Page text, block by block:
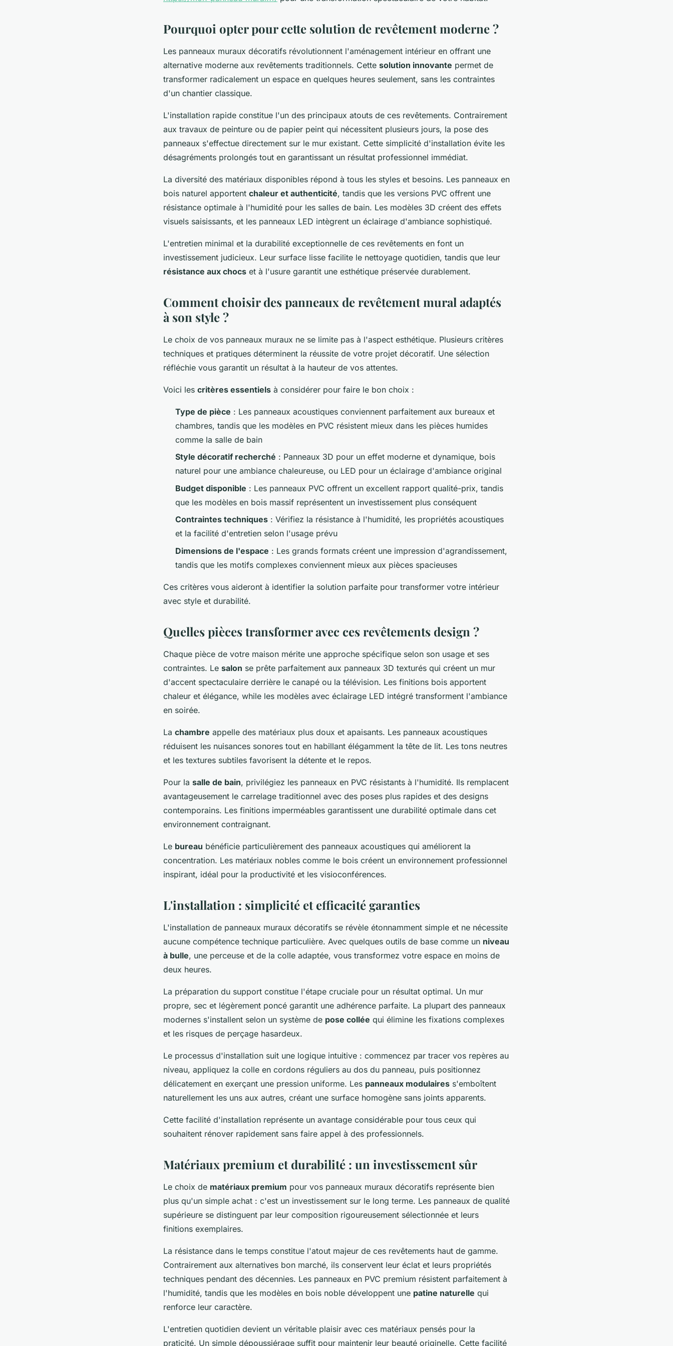
Pourquoi opter pour cette solution de revêtement moderne ?
Les panneaux muraux décoratifs révolutionnent l'aménagement intérieur en offrant une
alternative moderne aux revêtements traditionnels. Cette solution innovante permet de
transformer radicalement un espace en quelques heures seulement, sans les contraintes
d'un chantier classique.
L'installation rapide constitue l'un des principaux atouts de ces revêtements. Contrairement
aux travaux de peinture ou de papier peint qui nécessitent plusieurs jours, la pose des
panneaux s'effectue directement sur le mur existant. Cette simplicité d'installation évite les
désagréments prolongés tout en garantissant un résultat professionnel immédiat.
La diversité des matériaux disponibles répond à tous les styles et besoins. Les panneaux en
bois naturel apportent chaleur et authenticité, tandis que les versions PVC offrent une
résistance optimale à l'humidité pour les salles de bain. Les modèles 3D créent des effets
visuels saisissants, et les panneaux LED intègrent un éclairage d'ambiance sophistiqué.
L'entretien minimal et la durabilité exceptionnelle de ces revêtements en font un
investissement judicieux. Leur surface lisse facilite le nettoyage quotidien, tandis que leur
résistance aux chocs et à l'usure garantit une esthétique préservée durablement.
Comment choisir des panneaux de revêtement mural adaptés
à son style ?
Le choix de vos panneaux muraux ne se limite pas à l'aspect esthétique. Plusieurs critères
techniques et pratiques déterminent la réussite de votre projet décoratif. Une sélection
réfléchie vous garantit un résultat à la hauteur de vos attentes.
Voici les critères essentiels à considérer pour faire le bon choix :
Type de pièce : Les panneaux acoustiques conviennent parfaitement aux bureaux et
chambres, tandis que les modèles en PVC résistent mieux dans les pièces humides
comme la salle de bain
Style décoratif recherché : Panneaux 3D pour un effet moderne et dynamique, bois
naturel pour une ambiance chaleureuse, ou LED pour un éclairage d'ambiance original
Budget disponible : Les panneaux PVC offrent un excellent rapport qualité-prix, tandis
que les modèles en bois massif représentent un investissement plus conséquent
Contraintes techniques : Vérifiez la résistance à l'humidité, les propriétés acoustiques
et la facilité d'entretien selon l'usage prévu
Dimensions de l'espace : Les grands formats créent une impression d'agrandissement,
tandis que les motifs complexes conviennent mieux aux pièces spacieuses
Ces critères vous aideront à identifier la solution parfaite pour transformer votre intérieur
avec style et durabilité.
Quelles pièces transformer avec ces revêtements design ?
Chaque pièce de votre maison mérite une approche spécifique selon son usage et ses
contraintes. Le salon se prête parfaitement aux panneaux 3D texturés qui créent un mur
d'accent spectaculaire derrière le canapé ou la télévision. Les finitions bois apportent
chaleur et élégance, while les modèles avec éclairage LED intégré transforment l'ambiance
en soirée.
La chambre appelle des matériaux plus doux et apaisants. Les panneaux acoustiques
réduisent les nuisances sonores tout en habillant élégamment la tête de lit. Les tons neutres
et les textures subtiles favorisent la détente et le repos.
Pour la salle de bain, privilégiez les panneaux en PVC résistants à l'humidité. Ils remplacent
avantageusement le carrelage traditionnel avec des poses plus rapides et des designs
contemporains. Les finitions imperméables garantissent une durabilité optimale dans cet
environnement contraignant.
Le bureau bénéficie particulièrement des panneaux acoustiques qui améliorent la
concentration. Les matériaux nobles comme le bois créent un environnement professionnel
inspirant, idéal pour la productivité et les visioconférences.
L'installation : simplicité et efficacité garanties
L'installation de panneaux muraux décoratifs se révèle étonnamment simple et ne nécessite
aucune compétence technique particulière. Avec quelques outils de base comme un niveau
à bulle, une perceuse et de la colle adaptée, vous transformez votre espace en moins de
deux heures.
La préparation du support constitue l'étape cruciale pour un résultat optimal. Un mur
propre, sec et légèrement poncé garantit une adhérence parfaite. La plupart des panneaux
modernes s'installent selon un système de pose collée qui élimine les fixations complexes
et les risques de perçage hasardeux.
Le processus d'installation suit une logique intuitive : commencez par tracer vos repères au
niveau, appliquez la colle en cordons réguliers au dos du panneau, puis positionnez
délicatement en exerçant une pression uniforme. Les panneaux modulaires s'emboîtent
naturellement les uns aux autres, créant une surface homogène sans joints apparents.
Cette facilité d'installation représente un avantage considérable pour tous ceux qui
souhaitent rénover rapidement sans faire appel à des professionnels.
Matériaux premium et durabilité : un investissement sûr
Le choix de matériaux premium pour vos panneaux muraux décoratifs représente bien
plus qu'un simple achat : c'est un investissement sur le long terme. Les panneaux de qualité
supérieure se distinguent par leur composition rigoureusement sélectionnée et leurs
finitions exemplaires.
La résistance dans le temps constitue l'atout majeur de ces revêtements haut de gamme.
Contrairement aux alternatives bon marché, ils conservent leur éclat et leurs propriétés
techniques pendant des décennies. Les panneaux en PVC premium résistent parfaitement à
l'humidité, tandis que les modèles en bois noble développent une patine naturelle qui
renforce leur caractère.
L'entretien quotidien devient un véritable plaisir avec ces matériaux pensés pour la
praticité. Un simple dépoussiérage suffit pour maintenir leur beauté originelle. Cette facilité